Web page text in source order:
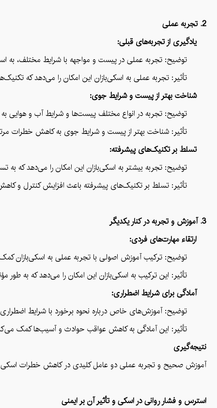
2. تجربه عملی
یادگیری از تجربه‌های قبلی:
توضیح: تجربه عملی در پیست و مواجهه با شرایط مختلف، به
تأثیر: تجربه عملی به اسکی‌بازان این امکان را می‌دهد که
شناخت بهتر از پیست و شرایط جوی:
توضیح: تجربه در انواع مختلف پیست‌ها و شرایط آب و هوایی به
تأثیر: شناخت بهتر از پیست و شرایط جوی به کاهش خطرات
تسلط بر تکنیک‌های پیشرفته:
توضیح: تجربه بیشتر به اسکی‌بازان این امکان را می‌دهد که به
تأثیر: تسلط بر تکنیک‌های پیشرفته باعث افزایش کنترل و
3. آموزش و تجربه در کنار یکدیگر
ارتقاء مهارت‌های فردی:
توضیح: ترکیب آموزش اصولی با تجربه عملی به اسکی‌بازان کمک
تأثیر: این ترکیب به اسکی‌بازان این امکان را می‌دهد که به طور
آمادگی برای شرایط اضطراری:
توضیح: آموزش‌های خاص درباره نحوه برخورد با شرایط اضطراری و
تأثیر: این آمادگی به کاهش عواقب حوادث و آسیب‌ها کمک می‌کند
نتیجه‌گیری
آموزش صحیح و تجربه عملی دو عامل کلیدی در کاهش خطرات اسکی
استرس و فشار روانی در اسکی و تأثیر آن بر ایمنی